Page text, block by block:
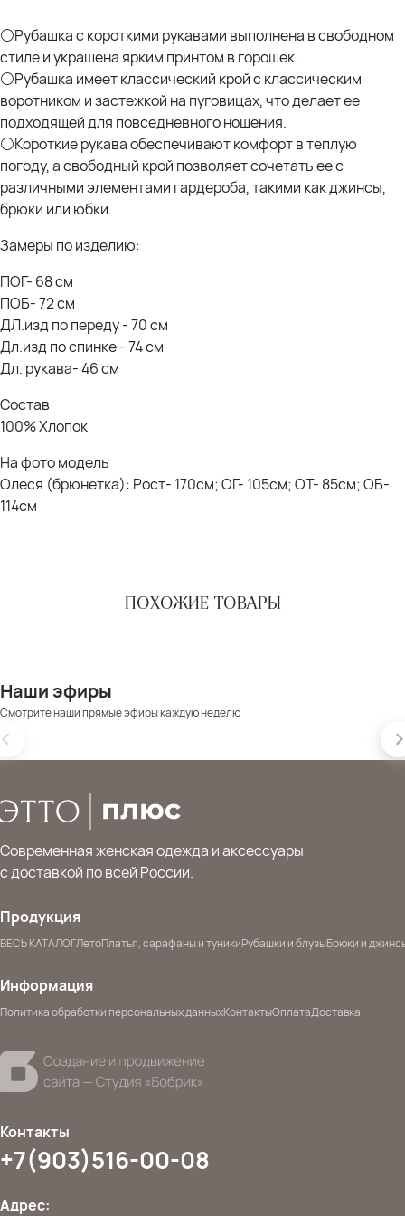
⚪Рубашка с короткими рукавами выполнена в свободном
стиле и украшена ярким принтом в горошек.
⚪Рубашка имеет классический крой с классическим
воротником и застежкой на пуговицах, что делает ее
подходящей для повседневного ношения.
⚪Короткие рукава обеспечивают комфорт в теплую
погоду, а свободный крой позволяет сочетать ее с
различными элементами гардероба, такими как джинсы,
брюки или юбки.
Замеры по изделию:
ПОГ- 68 см
ПОБ- 72 см
ДЛ.изд по переду - 70 см
Дл.изд по спинке - 74 см
Дл. рукава- 46 см
Состав
100% Хлопок
На фото модель
Олеся (брюнетка): Рост- 170см; ОГ- 105см; ОТ- 85см; ОБ-
114см
ПОХОЖИЕ ТОВАРЫ
Наши эфиры
Смотрите наши прямые эфиры каждую неделю
Современная женская одежда и аксессуары
с доставкой по всей России.
Продукция
ВЕСЬ КАТАЛОГЛетоПлатья, сарафаны и туникиРубашки и блузыБрюки и
Информация
Политика обработки персональных данныхКонтактыОплатаДоставка
Контакты
+7(903)516-00-08
Адрес: